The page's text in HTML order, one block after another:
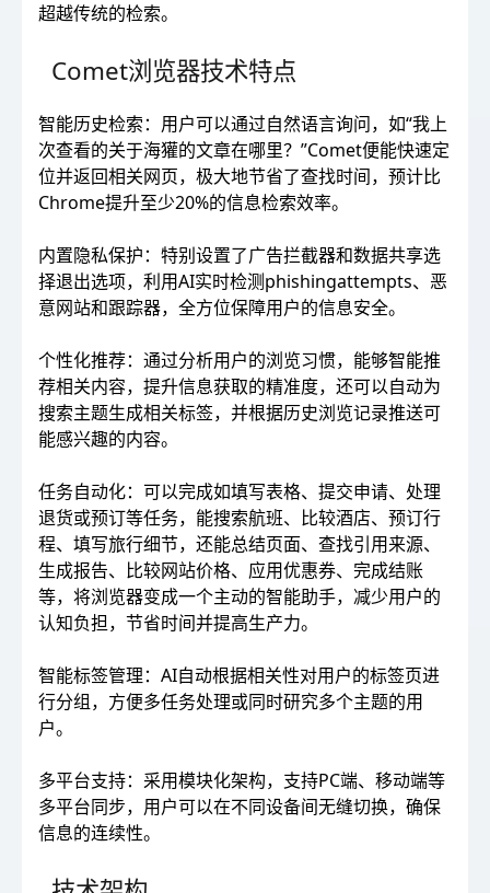
超越传统的检索。
Comet浏览器技术特点
智能历史检索：用户可以通过自然语言询问，如“我上
次查看的关于海獾的文章在哪里？”Comet便能快速定
位并返回相关网页，极大地节省了查找时间，预计比
Chrome提升至少20%的信息检索效率。
内置隐私保护：特别设置了广告拦截器和数据共享选
择退出选项，利用AI实时检测phishingattempts、恶
意网站和跟踪器，全方位保障用户的信息安全。
个性化推荐：通过分析用户的浏览习惯，能够智能推
荐相关内容，提升信息获取的精准度，还可以自动为
搜索主题生成相关标签，并根据历史浏览记录推送可
能感兴趣的内容。
任务自动化：可以完成如填写表格、提交申请、处理
退货或预订等任务，能搜索航班、比较酒店、预订行
程、填写旅行细节，还能总结页面、查找引用来源、
生成报告、比较网站价格、应用优惠券、完成结账
等，将浏览器变成一个主动的智能助手，减少用户的
认知负担，节省时间并提高生产力。
智能标签管理：AI自动根据相关性对用户的标签页进
行分组，方便多任务处理或同时研究多个主题的用
户。
多平台支持：采用模块化架构，支持PC端、移动端等
多平台同步，用户可以在不同设备间无缝切换，确保
信息的连续性。